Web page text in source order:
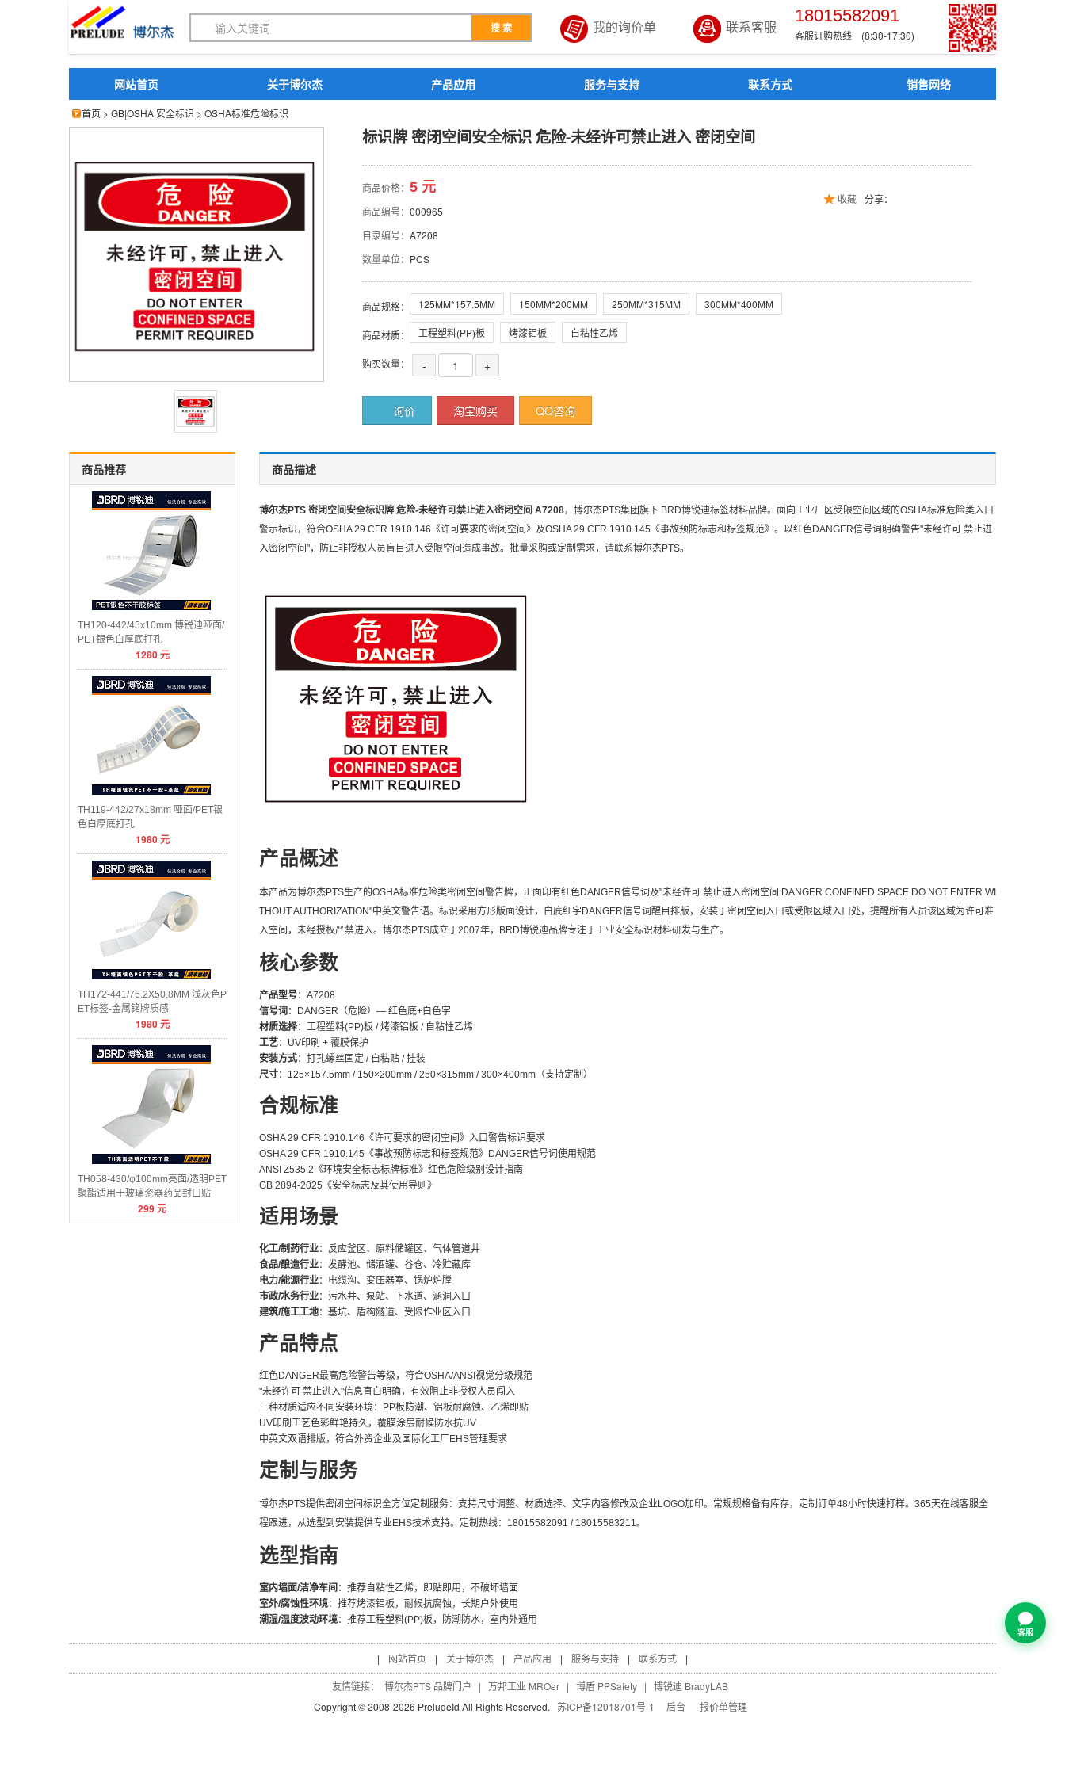
博尔杰PTS - 工业标识解决方案
搜 索 我的询价单 联系客服
18015582091
客服订购热线 (8:30-17:30)
网站首页 关于博尔杰 产品应用 服务与支持 联系方式 销售网络
首页 > GB|OSHA|安全标识 > OSHA标准危险标识
标识牌 密闭空间安全标识 危险-未经许可禁止进入 密闭空间
标识牌 密闭空间安全标识 危险-未经许可禁止进入 密闭空间
商品价格： 5 元
商品编号： 000965
目录编号： A7208
数量单位： PCS
商品规格： 125MM*157.5MM 150MM*200MM 250MM*315MM 300MM*400MM
商品材质： 工程塑料(PP)板 烤漆铝板 自粘性乙烯
购买数量： - +
询价 淘宝购买 QQ咨询
收藏 分享：
商品推荐
TH120-442/45x10mm 博锐迪哑面/
PET银色白厚底打孔
1280元
TH119-442/27x18mm 哑面/PET银
色白厚底打孔
1980元
TH172-441/76.2X50.8MM 浅灰色P
ET标签-金属铭牌质感
1980元
TH058-430/φ100mm亮面/透明PET
聚酯适用于玻璃瓷器药品封口贴
299元
商品描述
博尔杰PTS 密闭空间安全标识牌 危险-未经许可禁止进入密闭空间 A7208，博尔杰PTS集团旗下 BRD博锐迪标签材料品牌。面向工业厂区受限空间区域的OSHA标准危险类入口
警示标识，符合OSHA 29 CFR 1910.146《许可要求的密闭空间》及OSHA 29 CFR 1910.145《事故预防标志和标签规范》。以红色DANGER信号词明确警告"未经许可 禁止进
入密闭空间"，防止非授权人员盲目进入受限空间造成事故。批量采购或定制需求，请联系博尔杰PTS。
产品概述
本产品为博尔杰PTS生产的OSHA标准危险类密闭空间警告牌，正面印有红色DANGER信号词及"未经许可 禁止进入密闭空间 DANGER CONFINED SPACE DO NOT ENTER WI
THOUT AUTHORIZATION"中英文警告语。标识采用方形版面设计，白底红字DANGER信号词醒目排版，安装于密闭空间入口或受限区域入口处，提醒所有人员该区域为许可准
入空间，未经授权严禁进入。博尔杰PTS成立于2007年，BRD博锐迪品牌专注于工业安全标识材料研发与生产。
核心参数
产品型号：A7208
信号词 ：DANGER（危险）— 红色底+白色字
材质选择：工程塑料(PP)板 / 烤漆铝板 / 自粘性乙烯
工艺：UV印刷 + 覆膜保护
安装方式：打孔螺丝固定 / 自粘贴 / 挂装
尺寸：125×157.5mm / 150×200mm / 250×315mm / 300×400mm（支持定制）
合规标准
OSHA 29 CFR 1910.146《许可要求的密闭空间》入口警告标识要求
OSHA 29 CFR 1910.145《事故预防标志和标签规范》DANGER信号词使用规范
ANSI Z535.2《环境安全标志标牌标准》红色危险级别设计指南
GB 2894-2025《安全标志及其使用导则》
适用场景
化工/制药行业：反应釜区、原料储罐区、气体管道井
食品/酿造行业：发酵池、储酒罐、谷仓、冷贮藏库
电力/能源行业：电缆沟、变压器室、锅炉炉膛
市政/水务行业：污水井、泵站、下水道、涵洞入口
建筑/施工工地：基坑、盾构隧道、受限作业区入口
产品特点
红色DANGER最高危险警告等级，符合OSHA/ANSI视觉分级规范
"未经许可 禁止进入"信息直白明确，有效阻止非授权人员闯入
三种材质适应不同安装环境：PP板防潮、铝板耐腐蚀、乙烯即贴
UV印刷工艺色彩鲜艳持久，覆膜涂层耐候防水抗UV
中英文双语排版，符合外资企业及国际化工厂EHS管理要求
定制与服务
博尔杰PTS提供密闭空间标识全方位定制服务：支持尺寸调整、材质选择、文字内容修改及企业LOGO加印。常规规格备有库存，定制订单48小时快速打样。365天在线客服全
程跟进，从选型到安装提供专业EHS技术支持。定制热线：18015582091 / 18015583211。
选型指南
室内墙面/洁净车间 ：推荐自粘性乙烯，即贴即用，不破坏墙面
室外/腐蚀性环境：推荐烤漆铝板，耐候抗腐蚀，长期户外使用
潮湿/温度波动环境：推荐工程塑料(PP)板，防潮防水，室内外通用
| 网站首页 | 关于博尔杰 | 产品应用 | 服务与支持 | 联系方式 |
友情链接： 博尔杰PTS 品牌门户 | 万邦工业 MROer | 博盾 PPSafety | 博锐迪 BradyLAB
Copyright © 2008-2026 PreludeId All Rights Reserved. 苏ICP备12018701号-1 后台 报价单管理
客服